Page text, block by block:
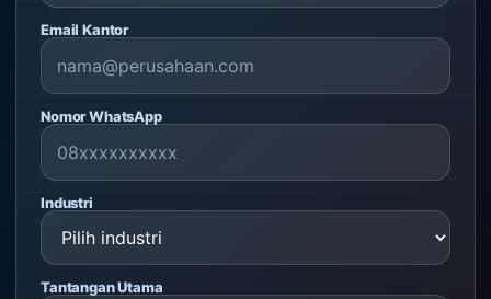
Email Kantor
Nomor WhatsApp
Industri
Tantangan Utama